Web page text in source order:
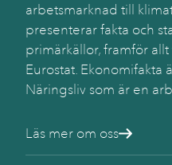
arbetsmarknad till
presenterar fakta och
primärkällor, framför
Eurostat. Ekonomifakta
Näringsliv som är en
Läs mer om oss